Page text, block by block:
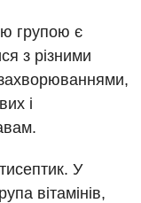
групою є
з різними
і
У
вітамінів,